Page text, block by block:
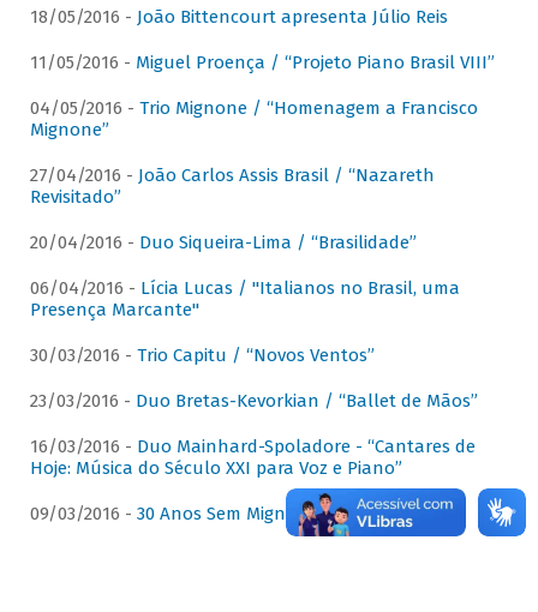
18/05/2016 - João Bittencourt apresenta Júlio Reis
11/05/2016 - Miguel Proença / “Projeto Piano Brasil VIII”
04/05/2016 - Trio Mignone / “Homenagem a Francisco
Mignone”
27/04/2016 - João Carlos Assis Brasil / “Nazareth
Revisitado”
20/04/2016 - Duo Siqueira-Lima / “Brasilidade”
06/04/2016 - Lícia Lucas / "Italianos no Brasil, uma
Presença Marcante"
30/03/2016 - Trio Capitu / “Novos Ventos”
23/03/2016 - Duo Bretas-Kevorkian / “Ballet de Mãos”
16/03/2016 - Duo Mainhard-Spoladore - “Cantares de
Hoje: Música do Século XXI para Voz e Piano”
09/03/2016 - 30 Anos Sem Mignone